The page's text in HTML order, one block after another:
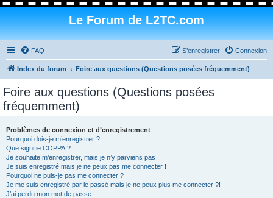
Le Forum de L2TC.com
FAQ Connexion
S’enregistrer
Index du forum Foire aux questions (Questions posées fréquemment)
Foire aux questions (Questions posées
fréquemment)
Problèmes de connexion et d’enregistrement
Pourquoi dois-je m’enregistrer ?
Que signifie COPPA ?
Je souhaite m’enregistrer, mais je n’y parviens pas !
Je suis enregistré mais je ne peux pas me connecter !
Pourquoi ne puis-je pas me connecter ?
Je me suis enregistré par le passé mais je ne peux plus me connecter ?!
J’ai perdu mon mot de passe !